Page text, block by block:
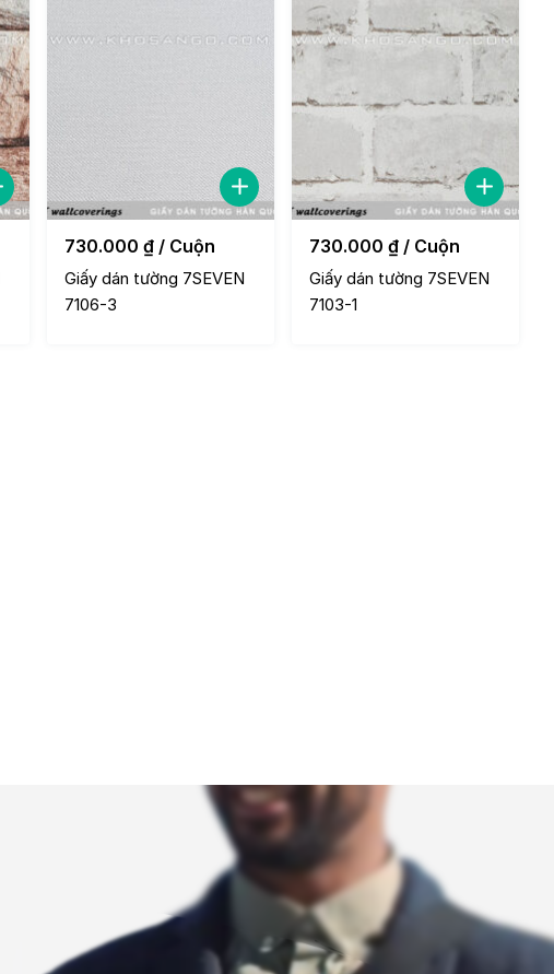
730.000 ₫ / Cuộn
Giấy dán tường 7SEVEN
7106-3
730.000 ₫ / Cuộn
Giấy dán tường 7SEVEN
7103-1